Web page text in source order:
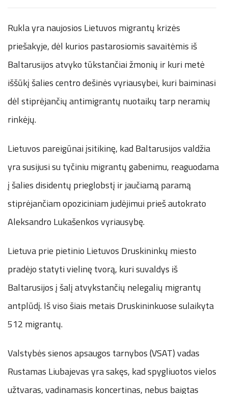
Rukla yra naujosios Lietuvos migrantų krizės
priešakyje, dėl kurios pastarosiomis savaitėmis iš
Baltarusijos atvyko tūkstančiai žmonių ir kuri metė
iššūkį šalies centro dešinės vyriausybei, kuri baiminasi
dėl stiprėjančių antimigrantų nuotaikų tarp neramių
rinkėjų.
Lietuvos pareigūnai įsitikinę, kad Baltarusijos valdžia
yra susijusi su tyčiniu migrantų gabenimu, reaguodama
į šalies disidentų prieglobstį ir jaučiamą paramą
stiprėjančiam opoziciniam judėjimui prieš autokrato
Aleksandro Lukašenkos vyriausybę.
Lietuva prie pietinio Lietuvos Druskininkų miesto
pradėjo statyti vielinę tvorą, kuri suvaldys iš
Baltarusijos į šalį atvykstančių nelegalių migrantų
antplūdį. Iš viso šiais metais Druskininkuose sulaikyta
512 migrantų.
Valstybės sienos apsaugos tarnybos (VSAT) vadas
Rustamas Liubajevas yra sakęs, kad spygliuotos vielos
užtvaras, vadinamasis koncertinas, nebus baigtas